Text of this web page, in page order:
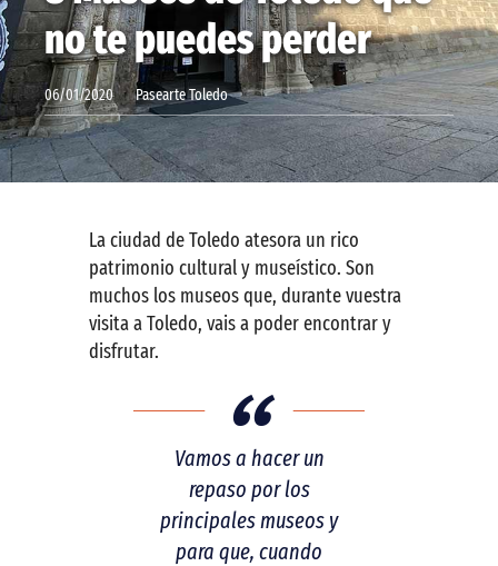
Contactar
no te puedes perder
06/01/2020 Pasearte Toledo
La ciudad de Toledo atesora un rico
patrimonio cultural y museístico. Son
muchos los museos que, durante vuestra
visita a Toledo, vais a poder encontrar y
disfrutar.
Vamos a hacer un
repaso por los
principales museos y
para que, cuando